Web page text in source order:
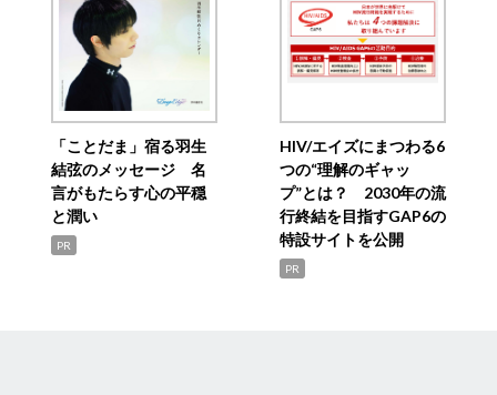
「ことだま」宿る羽生
結弦のメッセージ 名
言がもたらす心の平穏
と潤い
PR
HIV/エイズにまつわる6
つの“理解のギャッ
プ”とは？ 2030年の流
行終結を目指すGAP6の
特設サイトを公開
PR